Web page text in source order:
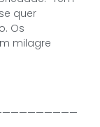
quer
Os
milagre